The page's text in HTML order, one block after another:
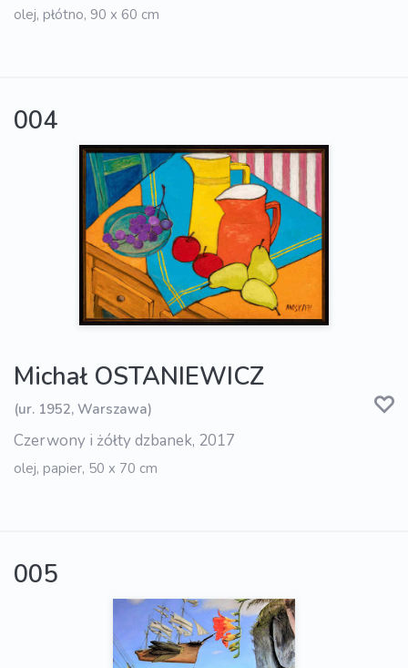
olej, płótno, 90 x 60 cm
004
Michał OSTANIEWICZ
(ur. 1952, Warszawa)
Czerwony i żółty dzbanek, 2017
olej, papier, 50 x 70 cm
005